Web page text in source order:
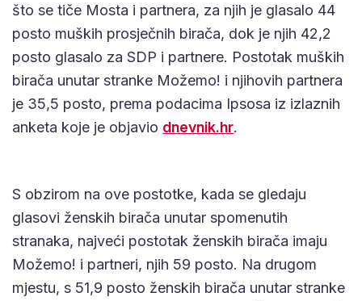
što se tiče Mosta i partnera, za njih je glasalo 44
posto muških prosječnih birača, dok je njih 42,2
posto glasalo za SDP i partnere. Postotak muških
birača unutar stranke Možemo! i njihovih partnera
je 35,5 posto, prema podacima Ipsosa iz izlaznih
anketa koje je objavio dnevnik.hr.
S obzirom na ove postotke, kada se gledaju
glasovi ženskih birača unutar spomenutih
stranaka, najveći postotak ženskih birača imaju
Možemo! i partneri, njih 59 posto. Na drugom
mjestu, s 51,9 posto ženskih birača unutar stranke